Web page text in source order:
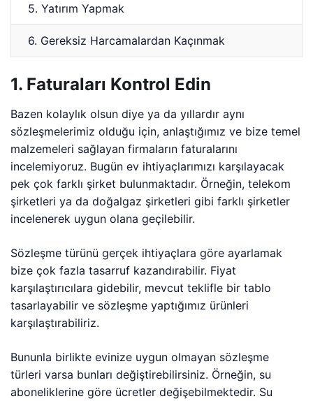
5. Yatırım Yapmak
6. Gereksiz Harcamalardan Kaçınmak
1. Faturaları Kontrol Edin
Bazen kolaylık olsun diye ya da yıllardır aynı
sözleşmelerimiz olduğu için, anlaştığımız ve bize temel
malzemeleri sağlayan firmaların faturalarını
incelemiyoruz. Bugün ev ihtiyaçlarımızı karşılayacak
pek çok farklı şirket bulunmaktadır. Örneğin, telekom
şirketleri ya da doğalgaz şirketleri gibi farklı şirketler
incelenerek uygun olana geçilebilir.
Sözleşme türünü gerçek ihtiyaçlara göre ayarlamak
bize çok fazla tasarruf kazandırabilir. Fiyat
karşılaştırıcılara gidebilir, mevcut teklifle bir tablo
tasarlayabilir ve sözleşme yaptığımız ürünleri
karşılaştırabiliriz.
Bununla birlikte evinize uygun olmayan sözleşme
türleri varsa bunları değiştirebilirsiniz. Örneğin, su
aboneliklerine göre ücretler değişebilmektedir. Su